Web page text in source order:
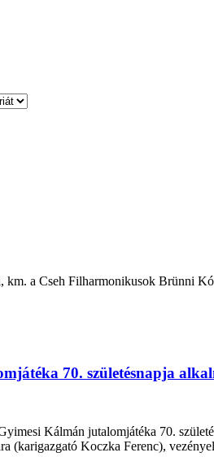
a Cseh Filharmonikusok Brünni
70. születésnapja
Kálmán jutalomjátéka 70.
(karigazgató Koczka Ferenc),